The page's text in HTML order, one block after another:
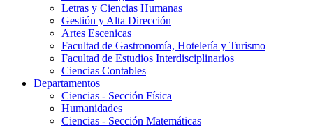
Letras y Ciencias Humanas
Gestión y Alta Dirección
Artes Escenicas
Facultad de Gastronomía, Hotelería y Turismo
Facultad de Estudios Interdisciplinarios
Ciencias Contables
Departamentos
Ciencias - Sección Física
Humanidades
Ciencias - Sección Matemáticas